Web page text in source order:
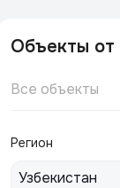
Объекты от
Все объекты
Регион
Узбекистан